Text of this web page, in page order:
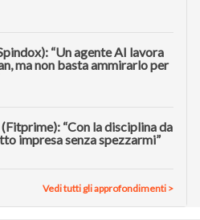
“Un agente AI lavora
ma non basta ammirarlo per
“Con la disciplina da
impresa senza spezzarmi”
Vedi tutti gli approfondimenti >